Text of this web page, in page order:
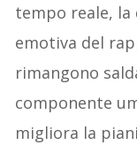
tempo reale, la
emotiva del
rimangono
componente
migliora la